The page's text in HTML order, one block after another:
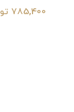
785,400 تومان